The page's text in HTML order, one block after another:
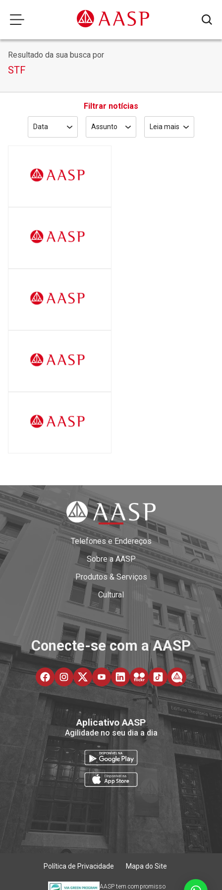
Resultado da sua busca por
STF
Filtrar notícias
Data Assunto Leia mais
Telefones e Endereços
Sobre a AASP
Produtos & Serviços
Cultural
Conecte-se com a AASP
Aplicativo AASP
Agilidade no seu dia a dia
Política de Privacidade Mapa do Site
AASP tem compromisso